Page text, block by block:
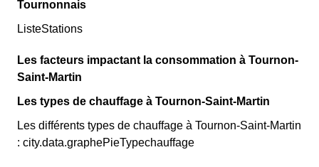
Tournonnais
ListeStations
Les facteurs impactant la consommation à Tournon-
Saint-Martin
Les types de chauffage à Tournon-Saint-Martin
Les différents types de chauffage à Tournon-Saint-Martin
: city.data.graphePieTypechauffage